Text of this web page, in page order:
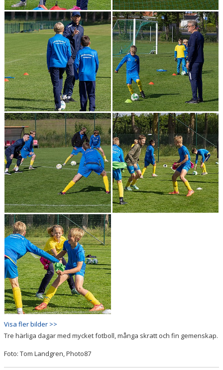
Visa fler bilder >>
Tre härliga dagar med mycket fotboll, många skratt och fin gemenskap.
Foto: Tom Landgren, Photo87